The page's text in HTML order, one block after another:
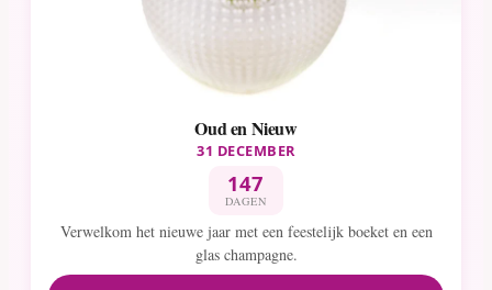
Oud en Nieuw
31 DECEMBER
147
DAGEN
Verwelkom het nieuwe jaar met een feestelijk boeket en een
glas champagne.